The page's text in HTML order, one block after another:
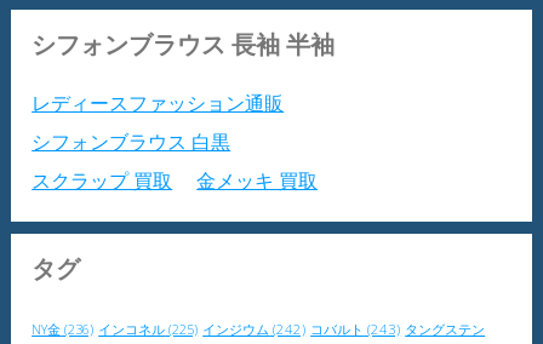
シフォンブラウス 長袖 半袖
レディースファッション通販
シフォンブラウス 白黒
スクラップ 買取
金メッキ 買取
タグ
NY金 (236) インコネル (225) インジウム (242) コバルト (243) タングステン